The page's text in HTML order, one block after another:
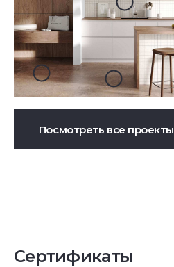
Посмотреть все проекты
Сертификаты